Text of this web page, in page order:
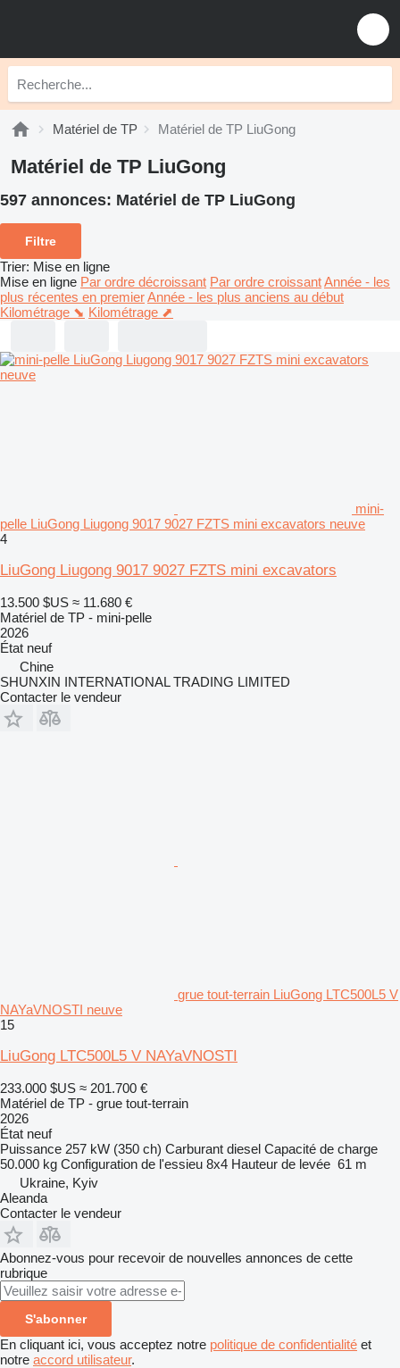
Matériel de TP Matériel de TP LiuGong
Matériel de TP LiuGong
597 annonces: Matériel de TP LiuGong
Filtre
Trier: Mise en ligne
Mise en ligne Par ordre décroissant Par ordre croissantAnnée - les
plus récentes en premierAnnée - les plus anciens au début
Kilométrage ⬊ Kilométrage ⬈
mini-
pelle LiuGong Liugong 9017 9027 FZTS mini excavators neuve
4
LiuGong Liugong 9017 9027 FZTS mini excavators
13.500 $US ≈ 11.680 €
Matériel de TP - mini-pelle
2026
État neuf
Chine
SHUNXIN INTERNATIONAL TRADING LIMITED
Contacter le vendeur
grue tout-terrain LiuGong LTC500L5 V
NAYaVNOSTI neuve
15
LiuGong LTC500L5 V NAYaVNOSTI
233.000 $US ≈ 201.700 €
Matériel de TP - grue tout-terrain
2026
État neuf
Puissance 257 kW (350 ch) Carburant diesel Capacité de charge
50.000 kg Configuration de l'essieu 8x4 Hauteur de levée 61 m
Ukraine, Kyiv
Aleanda
Contacter le vendeur
Abonnez-vous pour recevoir de nouvelles annonces de cette
rubrique
S'abonner
En cliquant ici, vous acceptez notre politique de confidentialité et
notre accord utilisateur.